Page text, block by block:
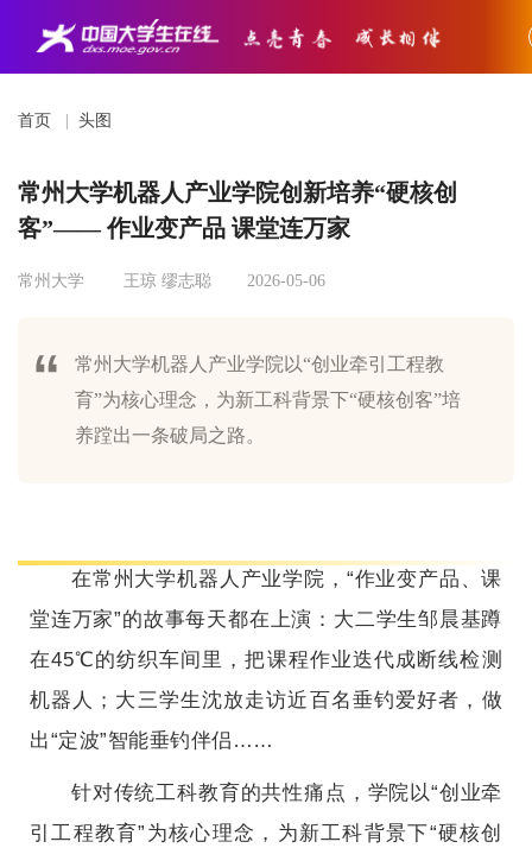
首页 头图
常州大学机器人产业学院创新培养“硬核创
客”—— 作业变产品 课堂连万家
常州大学 王琼 缪志聪 2026-05-06
常州大学机器人产业学院以“创业牵引工程教
育”为核心理念，为新工科背景下“硬核创客”培
养蹚出一条破局之路。
在常州大学机器人产业学院，“作业变产品、课
堂连万家”的故事每天都在上演：大二学生邹晨基蹲
在45℃的纺织车间里，把课程作业迭代成断线检测
机器人；大三学生沈放走访近百名垂钓爱好者，做
出“定波”智能垂钓伴侣……
针对传统工科教育的共性痛点，学院以“创业牵
引工程教育”为核心理念，为新工科背景下“硬核创